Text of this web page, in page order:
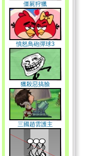
僵屍狩獵
憤怒鳥砲彈球3
獵殺惡搞臉
三國趙雲護主